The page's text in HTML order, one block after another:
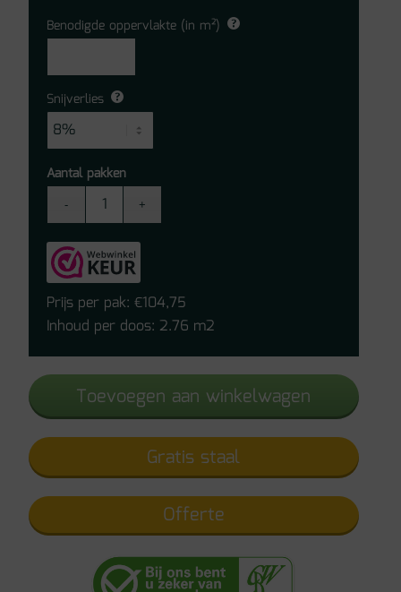
Benodigde oppervlakte (in m²)
Snijverlies
Aantal pakken
Vivafloors
Mayfair
Click
PVC
9060
aantal
Prijs per pak:€104,75
Inhoud per doos: 2.76 m2
Toevoegen aan winkelwagen
Gratis staal
Offerte